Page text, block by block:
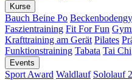
Kurse
Bauch Beine Po
Faszientraining Fit For Fun
Krafttraining am Gerät Pilates
Funktionstraining Tabata Tai Chi
Events
Sport Award Waldlauf Sololauf